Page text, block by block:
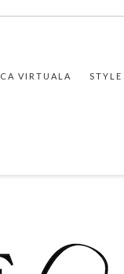
VIRTUALA